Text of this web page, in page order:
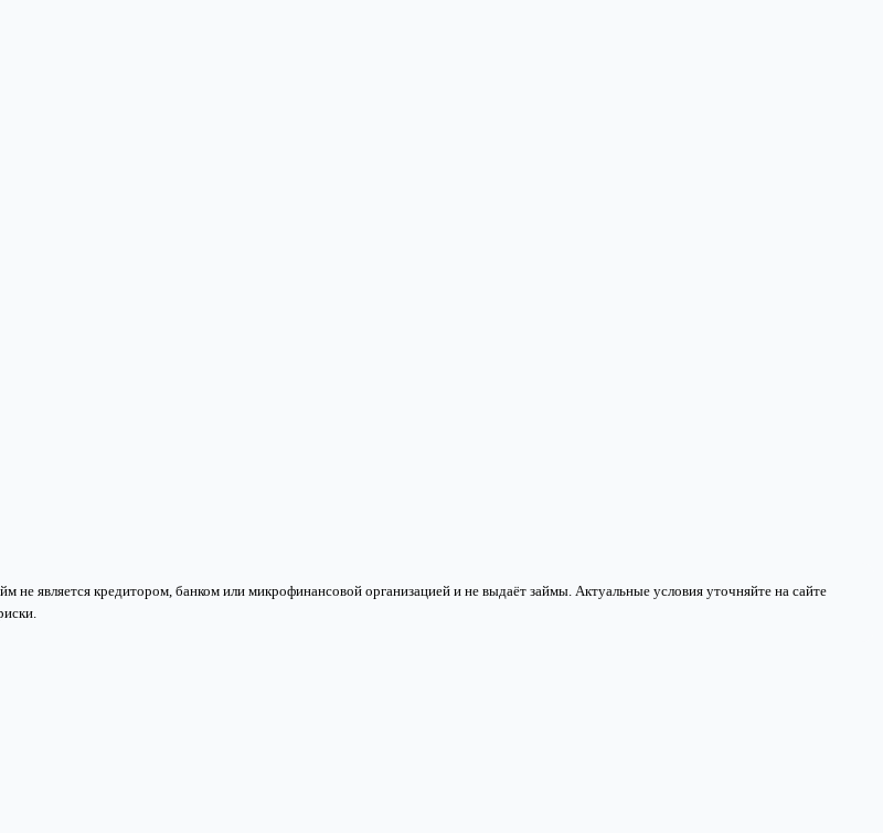
является кредитором, банком или микрофинансовой организацией и не выдаёт займы. Актуальные условия уточняйте на сайте